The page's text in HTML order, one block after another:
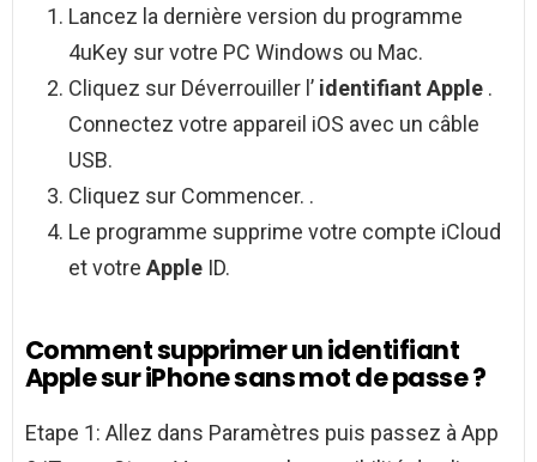
Lancez la dernière version du programme
4uKey sur votre PC Windows ou Mac.
Cliquez sur Déverrouiller l’ identifiant Apple .
Connectez votre appareil iOS avec un câble
USB.
Cliquez sur Commencer. .
Le programme supprime votre compte iCloud
et votre Apple ID.
Comment supprimer un identifiant
Apple sur iPhone sans mot de passe ?
Etape 1: Allez dans Paramètres puis passez à App